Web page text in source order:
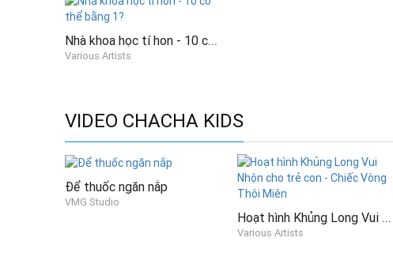
Nhà khoa học tí hon - 10 có thể bằng 1?
Various Artists
VIDEO CHACHA KIDS
Để thuốc ngăn nắp
VMG Studio
Hoạt hình Khủng Long Vui Nhộn cho trẻ con - Chiếc Vòng Thôi Miên
Various Artists